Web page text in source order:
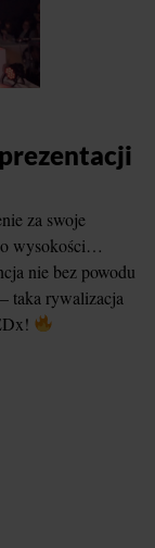
za swoje
wysokości…
nie bez powodu
taka rywalizacja